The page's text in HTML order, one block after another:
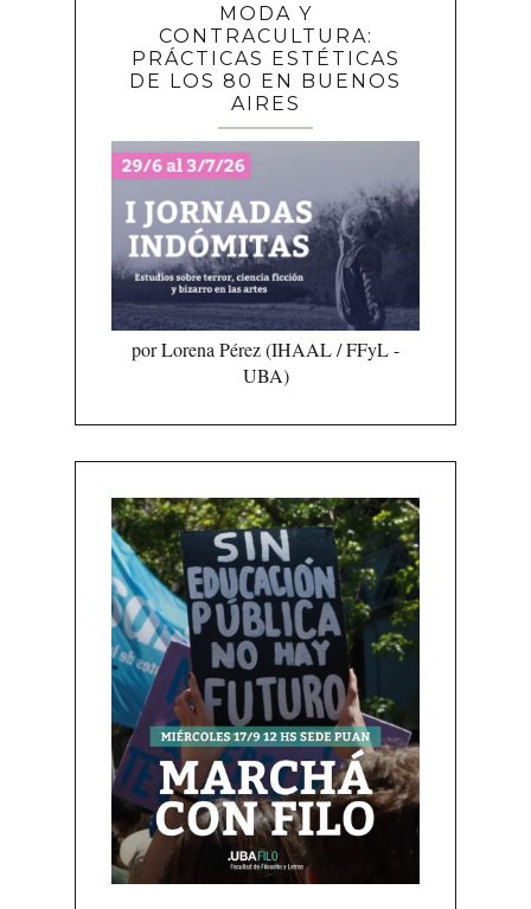
MODA Y
CONTRACULTURA:
PRÁCTICAS ESTÉTICAS
DE LOS 80 EN BUENOS
AIRES
por Lorena Pérez (IHAAL / FFyL -
UBA)